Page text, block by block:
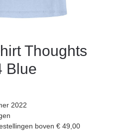
Thoughts
Blue
2022
boven € 49,00